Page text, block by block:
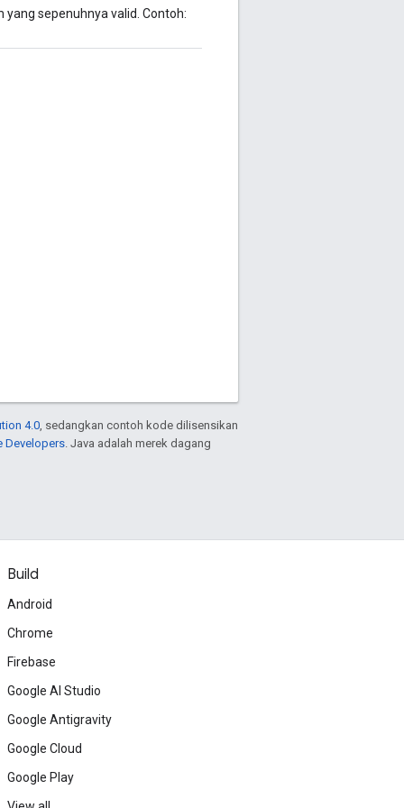
sepenuhnya valid. Contoh:
4.0 , sedangkan contoh kode dilisensikan
Developers . Java adalah merek dagang
Build
Android
Chrome
Firebase
Google AI Studio
Google Antigravity
Google Cloud
Google Play